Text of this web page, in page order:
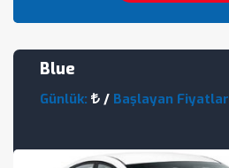
Blue
Günlük: / Başlayan Fiyatlar